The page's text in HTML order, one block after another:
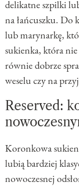
delikatne szpilki
na łańcuszku. Do
lub marynarkę,
sukienka, która
równie dobrze
weselu czy na
Reserved:
Koronkowa
lubią bardziej
nowoczesnej